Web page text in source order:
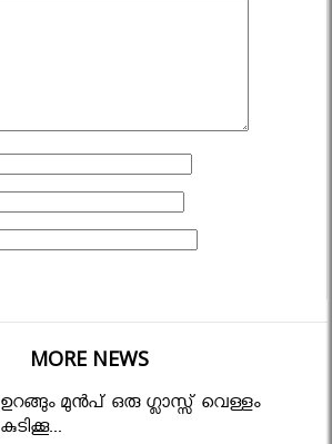
MORE NEWS
ഉറങ്ങും മുന്‍പ് ഒരു ഗ്ലാസ്സ് വെള്ളം
കുടിക്കൂ...